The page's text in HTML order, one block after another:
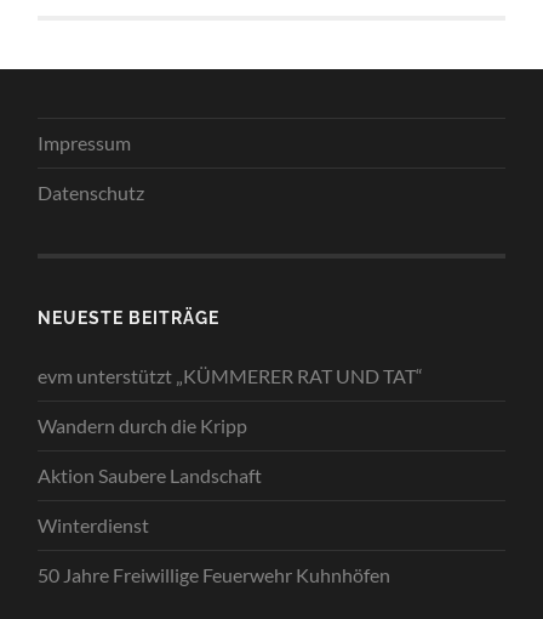
Impressum
Datenschutz
NEUESTE BEITRÄGE
evm unterstützt „KÜMMERER RAT UND TAT“
Wandern durch die Kripp
Aktion Saubere Landschaft
Winterdienst
50 Jahre Freiwillige Feuerwehr Kuhnhöfen